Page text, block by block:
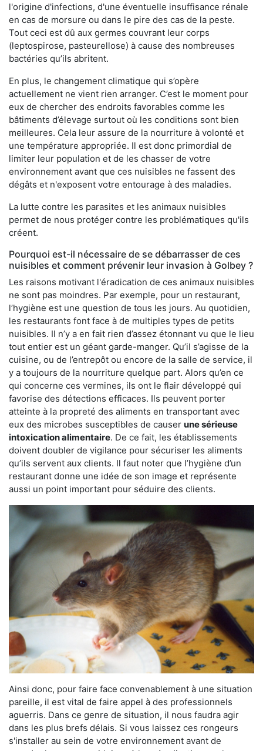
l'origine d'infections, d'une éventuelle insuffisance rénale
en cas de morsure ou dans le pire des cas de la peste.
Tout ceci est dû aux germes couvrant leur corps
(leptospirose, pasteurellose) à cause des nombreuses
bactéries qu’ils abritent.
En plus, le changement climatique qui s’opère
actuellement ne vient rien arranger. C’est le moment pour
eux de chercher des endroits favorables comme les
bâtiments d’élevage surtout où les conditions sont bien
meilleures. Cela leur assure de la nourriture à volonté et
une température appropriée. Il est donc primordial de
limiter leur population et de les chasser de votre
environnement avant que ces nuisibles ne fassent des
dégâts et n'exposent votre entourage à des maladies.
La lutte contre les parasites et les animaux nuisibles
permet de nous protéger contre les problématiques qu'ils
créent.
Pourquoi est-il nécessaire de se débarrasser de ces
nuisibles et comment prévenir leur invasion à Golbey ?
Les raisons motivant l'éradication de ces animaux nuisibles
ne sont pas moindres. Par exemple, pour un restaurant,
l’hygiène est une question de tous les jours. Au quotidien,
les restaurants font face à de multiples types de petits
nuisibles. Il n’y a en fait rien d’assez étonnant vu que le lieu
tout entier est un géant garde-manger. Qu’il s’agisse de la
cuisine, ou de l’entrepôt ou encore de la salle de service, il
y a toujours de la nourriture quelque part. Alors qu’en ce
qui concerne ces vermines, ils ont le flair développé qui
favorise des détections efficaces. Ils peuvent porter
atteinte à la propreté des aliments en transportant avec
eux des microbes susceptibles de causer une sérieuse
intoxication alimentaire. De ce fait, les établissements
doivent doubler de vigilance pour sécuriser les aliments
qu’ils servent aux clients. Il faut noter que l’hygiène d’un
restaurant donne une idée de son image et représente
aussi un point important pour séduire des clients.
Ainsi donc, pour faire face convenablement à une situation
pareille, il est vital de faire appel à des professionnels
aguerris. Dans ce genre de situation, il nous faudra agir
dans les plus brefs délais. Si vous laissez ces rongeurs
s'installer au sein de votre environnement avant de